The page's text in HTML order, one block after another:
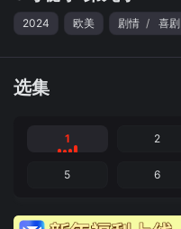
2024 欧美 剧情 / 喜剧
选集
1 2
5 6